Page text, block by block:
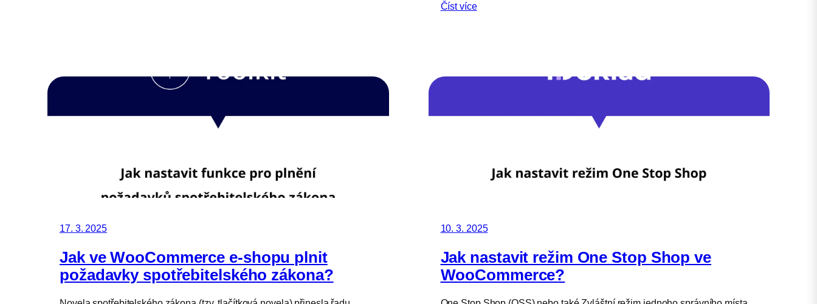
Číst více
17. 3. 2025
Jak ve WooCommerce e-shopu plnit
požadavky spotřebitelského zákona?
10. 3. 2025
Jak nastavit režim One Stop Shop ve
WooCommerce?